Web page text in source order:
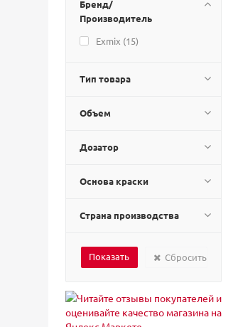
Бренд/
Производитель
Exmix (15)
Тип товара
Объем
Дозатор
Основа краски
Страна производства
Сбросить